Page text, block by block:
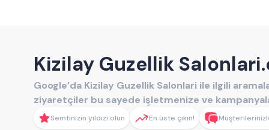
Kizilay Guzellik
Google’da Kizilay Guzellik Salonlari ile ilgili
ziyaretçiler bu sayede işletmenize ve
Semtinizin yıldızı olun En üste çıkın!